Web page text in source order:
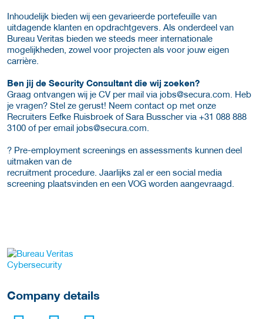
Inhoudelijk bieden wij een gevarieerde portefeuille van
uitdagende klanten en opdrachtgevers. Als onderdeel van
Bureau Veritas bieden we steeds meer internationale
mogelijkheden, zowel voor projecten als voor jouw eigen
carrière.
Ben jij de Security Consultant die wij zoeken?
Graag ontvangen wij je CV per mail via jobs@secura.com. Heb
je vragen? Stel ze gerust! Neem contact op met onze
Recruiters Eefke Ruisbroek of Sara Busscher via +31 088 888
3100 of per email jobs@secura.com.
? Pre-employment screenings en assessments kunnen deel
uitmaken van de
recruitment procedure. Jaarlijks zal er een social media
screening plaatsvinden en een VOG worden aangevraagd.
More Employer Details
Company details